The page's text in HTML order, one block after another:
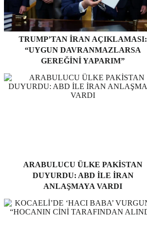
TRUMP’TAN İRAN AÇIKLAMASI:
“UYGUN DAVRANMAZLARSA
GEREĞINI YAPARIM”
ARABULUCU ÜLKE PAKISTAN
DUYURDU: ABD ILE İRAN
ANLAŞMAYA VARDI